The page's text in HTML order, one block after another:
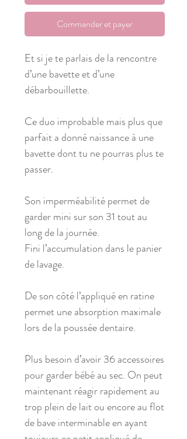
Commander et payer
Et si je te parlais de la rencontre
d’une bavette et d’une
débarbouillette.
Ce duo improbable mais plus que
parfait a donné naissance à une
bavette dont tu ne pourras plus te
passer.
Son imperméabilité permet de
garder mini sur son 31 tout au
long de la journée.
Fini l’accumulation dans le panier
de lavage.
De son côté l’appliqué en ratine
permet une absorption maximale
lors de la poussée dentaire.
Plus besoin d’avoir 36 accessoires
pour garder bébé au sec. On peut
maintenant réagir rapidement au
trop plein de lait ou encore au flot
de bave interminable en ayant